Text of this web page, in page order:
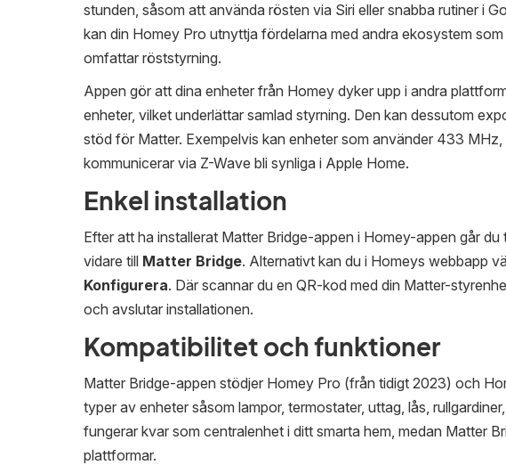
stunden, såsom att använda rösten via Siri eller snabba rutiner i
kan din Homey Pro utnyttja fördelarna med andra ekosystem
omfattar röststyrning.
Appen gör att dina enheter från Homey dyker upp i andra
enheter, vilket underlättar samlad styrning. Den kan dessutom
stöd för Matter. Exempelvis kan enheter som använder 433 MHz,
kommunicerar via Z-Wave bli synliga i Apple Home.
Enkel installation
Efter att ha installerat Matter Bridge-appen i Homey-appen går du
vidare till Matter Bridge. Alternativt kan du i Homeys webbapp
Konfigurera. Där scannar du en QR-kod med din Matter-
och avslutar installationen.
Kompatibilitet och funktioner
Matter Bridge-appen stödjer Homey Pro (från tidigt 2023) och
typer av enheter såsom lampor, termostater, uttag, lås,
fungerar kvar som centralenhet i ditt smarta hem, medan Matter
plattformar.